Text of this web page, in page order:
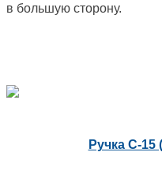
в большую сторону.
Ручка С-15